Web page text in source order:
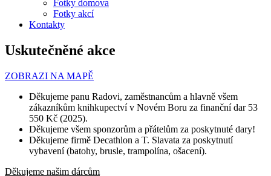
Fotky domova
Fotky akcí
Kontakty
Uskutečněné akce
ZOBRAZI NA MAPĚ
Děkujeme panu Radovi, zaměstnancům a hlavně všem
zákazníkům knihkupectví v Novém Boru za finanční dar 53
550 Kč (2025).
Děkujeme všem sponzorům a přátelům za poskytnuté dary!
Děkujeme firmě Decathlon a T. Slavata za poskytnutí
vybavení (batohy, brusle, trampolína, ošacení).
Děkujeme našim dárcům